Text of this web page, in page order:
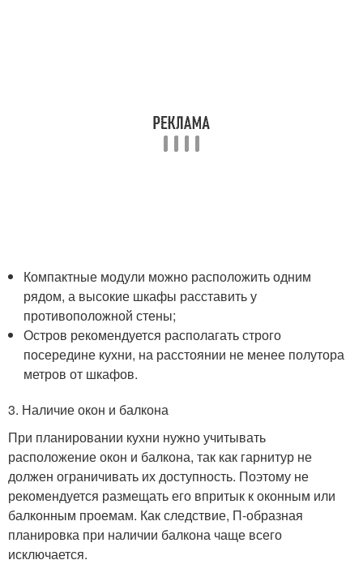
Компактные модули можно расположить одним
рядом, а высокие шкафы расставить у
противоположной стены;
Остров рекомендуется располагать строго
посередине кухни, на расстоянии не менее полутора
метров от шкафов.
3. Наличие окон и балкона
При планировании кухни нужно учитывать
расположение окон и балкона, так как гарнитур не
должен ограничивать их доступность. Поэтому не
рекомендуется размещать его впритык к оконным или
балконным проемам. Как следствие, П-образная
планировка при наличии балкона чаще всего
исключается.